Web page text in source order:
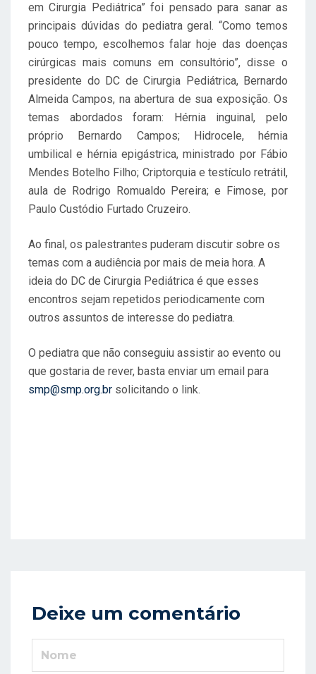
em Cirurgia Pediátrica” foi pensado para sanar as
principais dúvidas do pediatra geral. “Como temos
pouco tempo, escolhemos falar hoje das doenças
cirúrgicas mais comuns em consultório”, disse o
presidente do DC de Cirurgia Pediátrica, Bernardo
Almeida Campos, na abertura de sua exposição. Os
temas abordados foram: Hérnia inguinal, pelo
próprio Bernardo Campos; Hidrocele, hérnia
umbilical e hérnia epigástrica, ministrado por Fábio
Mendes Botelho Filho; Criptorquia e testículo retrátil,
aula de Rodrigo Romualdo Pereira; e Fimose, por
Paulo Custódio Furtado Cruzeiro.
Ao final, os palestrantes puderam discutir sobre os
temas com a audiência por mais de meia hora. A
ideia do DC de Cirurgia Pediátrica é que esses
encontros sejam repetidos periodicamente com
outros assuntos de interesse do pediatra.
O pediatra que não conseguiu assistir ao evento ou
que gostaria de rever, basta enviar um email para
smp@smp.org.br solicitando o link.
Deixe um comentário